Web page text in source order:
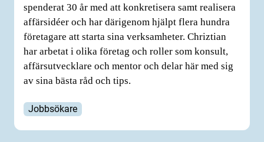
spenderat 30 år med att konkretisera samt realisera
affärsidéer och har därigenom hjälpt flera hundra
företagare att starta sina verksamheter. Chriztian
har arbetat i olika företag och roller som konsult,
affärsutvecklare och mentor och delar här med sig
av sina bästa råd och tips.
Jobbsökare